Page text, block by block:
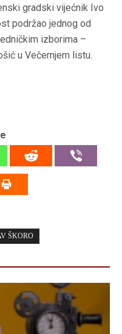
gradski vijećnik Ivo
podržao jednog od
izborima –
u Večernjem listu.
ŠKORO